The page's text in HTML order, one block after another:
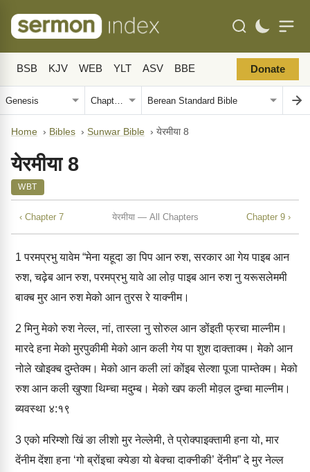
BSB KJV WEB YLT ASV BBE Donate
Home › Bibles › Sunwar Bible › येरमीया 8
येरमीया 8
WBT
‹ Chapter 7 येरमीया — All Chapters Chapter 9 ›
1 परमप्रभु यावेम “मेना यहूदा ङा पिप आन रुश, सरकार आ गेय पाइब आन
रुश, चढ़ेब आन रुश, परमप्रभु यावे आ लोव़ पाइब आन रुश नु यरूसलेममी
बाक्‍ब मुर आन रुश मेको आन तुरस रे याक्‍नीम।
2 मिनु मेको रुश नेल्‍ल, नां, तास्‍ला नु सोरुल आन ङोंइती फ्रचा माल्‍नीम।
मारदे हना मेको मुरपुकीमी मेको आन कली गेय पा शुश दाक्‍ताक्‍म। मेको आन
नोले खोइक्‍ब दुम्‍‍तेक्‍म। मेको आन कली लां कोंइब सेल्‍शा पूजा पाम्‍तेक्‍म। मेको
रुश आन कली खुप्‍शा थिम्‍चा मदुम्‍ब। मेको खप कली मोव़ल दुम्‍चा माल्‍नीम।
ब्‍यवस्‍था ४:१९
3एको मरिम्‍शो खिं ङा लीशो मुर नेल्‍लेमी, ते प्रोक्‍पाइक्‍तामी हना यो, मार
देंनीम देंशा हना ‘गो ब्रोंइचा क्‍येङा यो बेक्‍चा दाक्‍नीकी’ देंनीम” दे मुर नेल्‍ल